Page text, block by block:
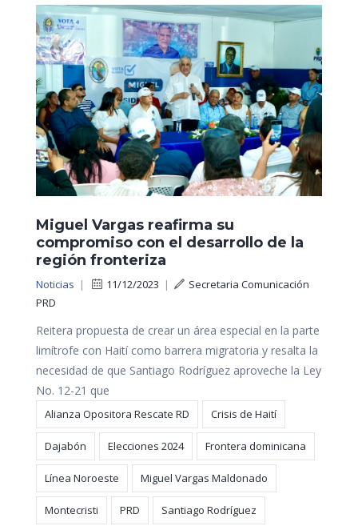
Miguel Vargas reafirma su
compromiso con el desarrollo de la
región fronteriza
Noticias | 11/12/2023 |
Secretaria Comunicación
PRD
Reitera propuesta de crear un área especial en la parte
limítrofe con Haití como barrera migratoria y resalta la
necesidad de que Santiago Rodríguez aproveche la Ley
No. 12-21 que
Alianza Opositora Rescate RD Crisis de Haití
Dajabón Elecciones 2024 Frontera dominicana
Línea Noroeste Miguel Vargas Maldonado
Montecristi PRD Santiago Rodríguez